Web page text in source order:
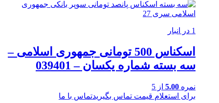
1 در انبار
اسکناس 500 تومانی جمهوری اسلامی –
سه بسته شماره یکسان – 039401
نمره 5.00 از 5
برای استعلام قیمت تماس بگیریدتماس با ما